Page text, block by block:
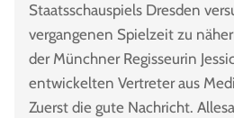
Staatsschauspiels Dresden
vergangenen Spielzeit zu
der Münchner Regisseurin
entwickelten Vertreter aus
Zuerst die gute Nachricht.